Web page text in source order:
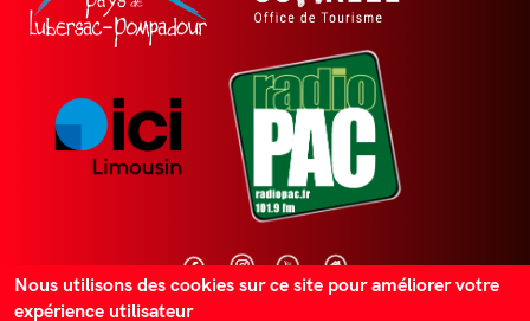
Nous utilisons des cookies sur ce site pour améliorer votre
expérience utilisateur